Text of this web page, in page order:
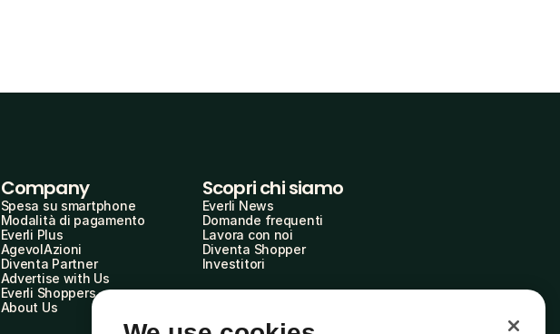
Company
Spesa su smartphone
Modalità di pagamento
Everli Plus
AgevolAzioni
Diventa Partner
Advertise with Us
Everli Shoppers
About Us
Scopri chi siamo
Everli News
Domande frequenti
Lavora con noi
Diventa Shopper
Investitori